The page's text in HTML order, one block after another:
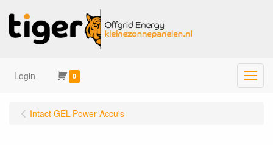
Login 0 Menu
Intact GEL-Power Accu's